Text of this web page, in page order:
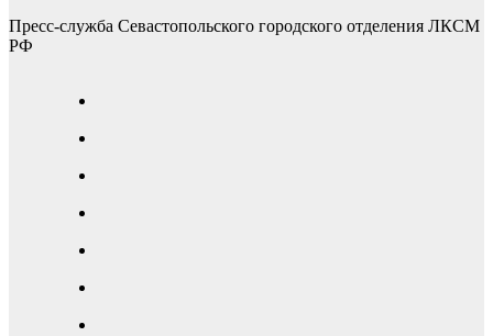
Пресс-служба Севастопольского городского отделения ЛКСМ
РФ